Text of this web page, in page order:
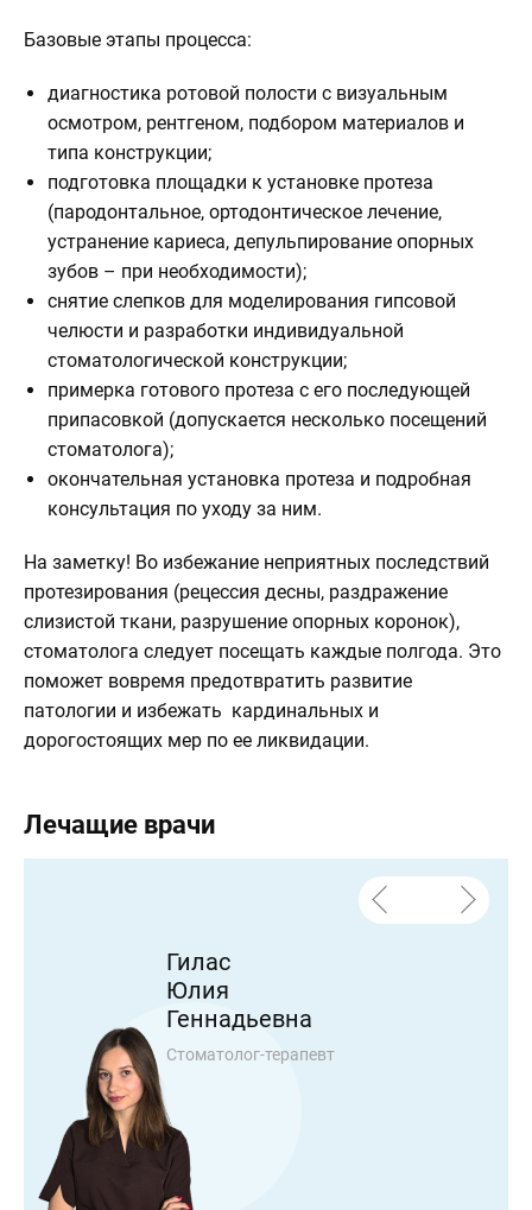
Базовые этапы процесса:
диагностика ротовой полости с визуальным
осмотром, рентгеном, подбором материалов и
типа конструкции;
подготовка площадки к установке протеза
(пародонтальное, ортодонтическое лечение,
устранение кариеса, депульпирование опорных
зубов – при необходимости);
снятие слепков для моделирования гипсовой
челюсти и разработки индивидуальной
стоматологической конструкции;
примерка готового протеза с его последующей
припасовкой (допускается несколько посещений
стоматолога);
окончательная установка протеза и подробная
консультация по уходу за ним.
На заметку! Во избежание неприятных последствий
протезирования (рецессия десны, раздражение
слизистой ткани, разрушение опорных коронок),
стоматолога следует посещать каждые полгода. Это
поможет вовремя предотвратить развитие
патологии и избежать кардинальных и
дорогостоящих мер по ее ликвидации.
Лечащие врачи
Гилас
Юлия
Геннадьевна
Стоматолог-терапевт